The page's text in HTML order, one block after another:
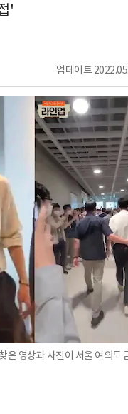
'
업데이트
은 영상과 사진이 서울 여의도